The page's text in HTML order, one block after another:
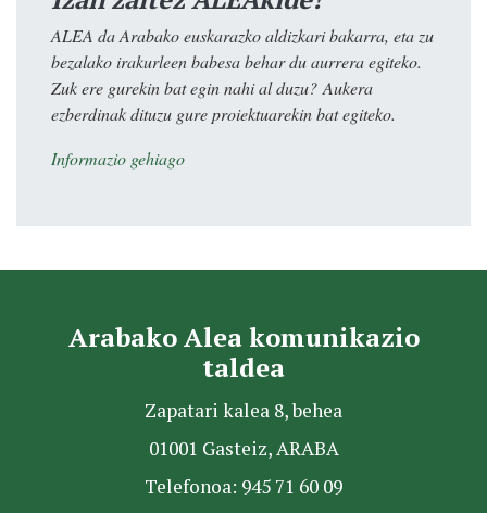
ALEA da Arabako euskarazko aldizkari bakarra, eta zu
bezalako irakurleen babesa behar du aurrera egiteko.
Zuk ere gurekin bat egin nahi al duzu? Aukera
ezberdinak dituzu gure proiektuarekin bat egiteko.
Informazio gehiago
Arabako Alea komunikazio
taldea
Zapatari kalea 8, behea
01001 Gasteiz, ARABA
Telefonoa: 945 71 60 09